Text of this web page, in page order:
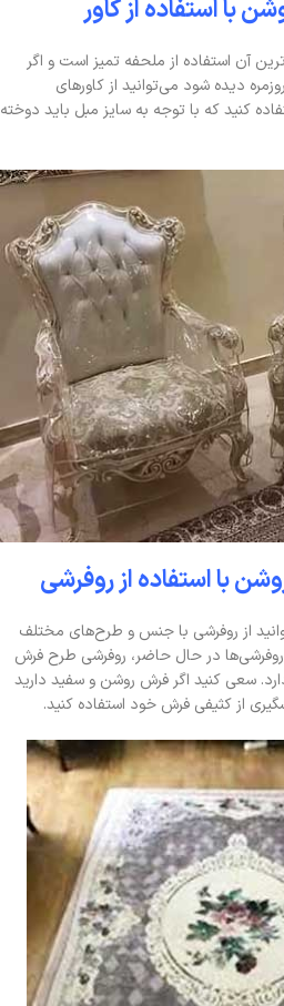
با استفاده از کاور
آن استفاده از ملحفه تمیز است و اگر
دیده شود می‌توانید از کاورهای
کنید که با توجه به سایز مبل باید دوخته
با استفاده از روفرشی
از روفرشی با جنس و طرح‌های مختلف
روفرشی‌ها در حال حاضر، روفرشی طرح فرش
سعی کنید اگر فرش روشن و سفید دارید
از کثیفی فرش خود استفاده کنید.